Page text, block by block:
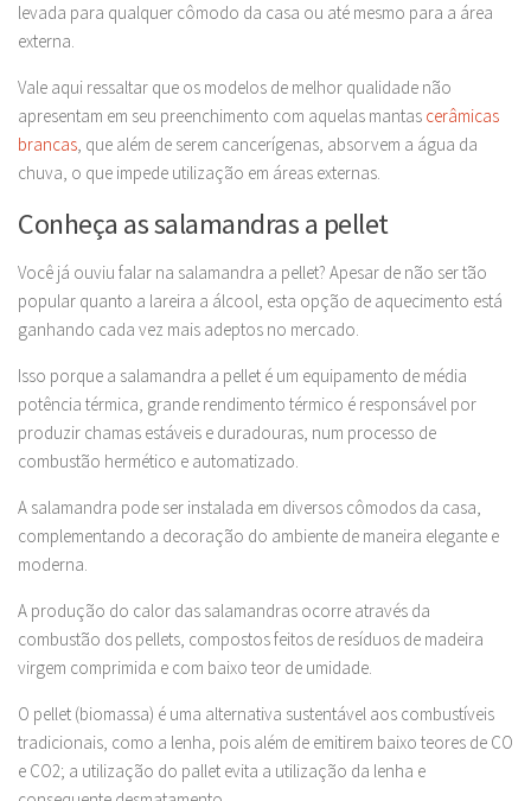
levada para qualquer cômodo da casa ou até mesmo para a área
externa.
Vale aqui ressaltar que os modelos de melhor qualidade não
apresentam em seu preenchimento com aquelas mantas cerâmicas
brancas, que além de serem cancerígenas, absorvem a água da
chuva, o que impede utilização em áreas externas.
Conheça as salamandras a pellet
Você já ouviu falar na salamandra a pellet? Apesar de não ser tão
popular quanto a lareira a álcool, esta opção de aquecimento está
ganhando cada vez mais adeptos no mercado.
Isso porque a salamandra a pellet é um equipamento de média
potência térmica, grande rendimento térmico é responsável por
produzir chamas estáveis e duradouras, num processo de
combustão hermético e automatizado.
A salamandra pode ser instalada em diversos cômodos da casa,
complementando a decoração do ambiente de maneira elegante e
moderna.
A produção do calor das salamandras ocorre através da
combustão dos pellets, compostos feitos de resíduos de madeira
virgem comprimida e com baixo teor de umidade.
O pellet (biomassa) é uma alternativa sustentável aos combustíveis
tradicionais, como a lenha, pois além de emitirem baixo teores de CO
e CO2; a utilização do pallet evita a utilização da lenha e